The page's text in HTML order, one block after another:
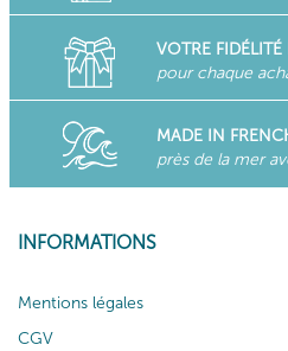
VOTRE
pour chaque
MADE IN
près de la mer
INFORMATIONS
Mentions légales
CGV